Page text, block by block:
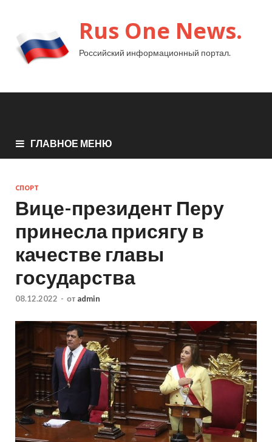
Rus One News.
Российский информационный портал.
ГЛАВНОЕ МЕНЮ
СПОРТ
Вице-президент Перу
принесла присягу в
качестве главы
государства
08.12.2022 - от admin